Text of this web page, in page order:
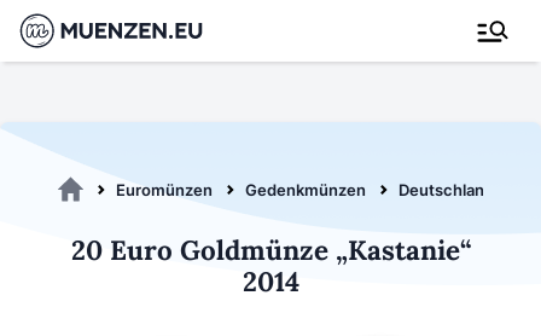
Euromünzen Gedenkmünzen Deutschland 2014
20 Euro Goldmünze „Kastanie“
2014